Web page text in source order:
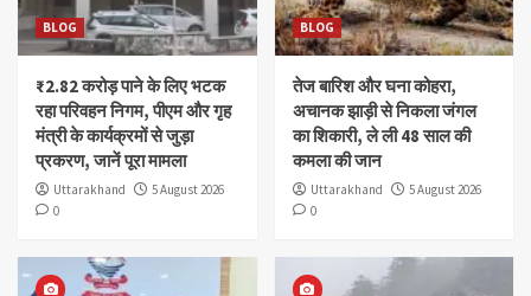
BLOG
₹2.82 करोड़ पाने के लिए भटक
रहा परिवहन निगम, पीएम और गृह
मंत्री के कार्यक्रमों से जुड़ा
प्रकरण, जानें पूरा मामला
Uttarakhand
5 August 2026
0
BLOG
तेज बारिश और घना कोहरा,
अचानक झाड़ी से निकला जंगल
का शिकारी, ले ली 48 साल की
कमला की जान
Uttarakhand
5 August 2026
0